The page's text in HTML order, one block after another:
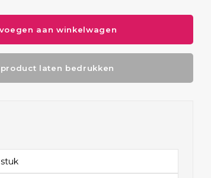
aan winkelwagen
laten bedrukken